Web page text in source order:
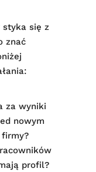
styka się z
znać
za wyniki
nowym
profil?